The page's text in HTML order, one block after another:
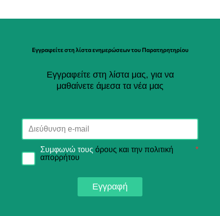
Εγγραφείτε στη λίστα ενημερώσεων του Παρατηρητηρίου
Εγγραφείτε στη λίστα μας, για να
μαθαίνετε άμεσα τα νέα μας
Συμφωνώ τους όρους και την πολιτική
απορρήτου
*
Εγγραφή